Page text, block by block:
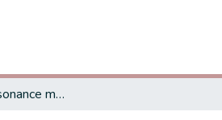
L’imagerie par résonance magnétique dans la sclérose en plaques: à propos de 52 cas